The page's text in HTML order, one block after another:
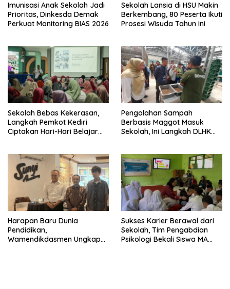
Imunisasi Anak Sekolah Jadi
Prioritas, Dinkesda Demak
Perkuat Monitoring BIAS 2026
Sekolah Lansia di HSU Makin
Berkembang, 80 Peserta Ikuti
Prosesi Wisuda Tahun Ini
Sekolah Bebas Kekerasan,
Langkah Pemkot Kediri
Ciptakan Hari-Hari Belajar
Pengolahan Sampah
Berbasis Maggot Masuk
Sekolah, Ini Langkah DLHK
Harapan Baru Dunia
Pendidikan,
Wamendikdasmen Ungkap
Sukses Karier Berawal dari
Sekolah, Tim Pengabdian
Psikologi Bekali Siswa MA